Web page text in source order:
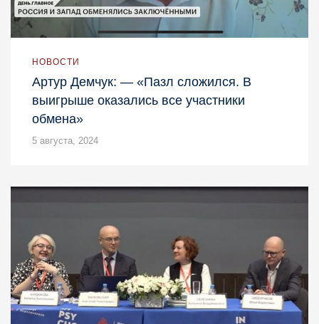
НОВОСТИ
Артур Демчук: — «Пазл сложился. В
выигрыше оказались все участники
обмена»
5 августа, 2024